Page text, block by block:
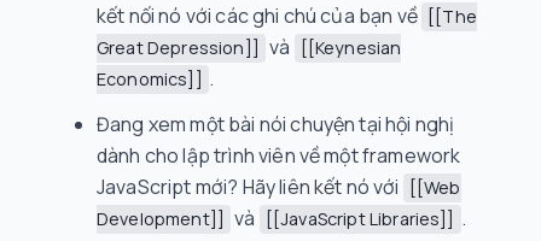
kết nối nó với các ghi chú của bạn về
[[The
Great Depression]]
và
[[Keynesian
Economics]]
.
Đang xem một bài nói chuyện tại hội nghị
dành cho lập trình viên về một framework
JavaScript mới? Hãy liên kết nó với
[[Web
Development]]
và [[JavaScript Libraries]] .